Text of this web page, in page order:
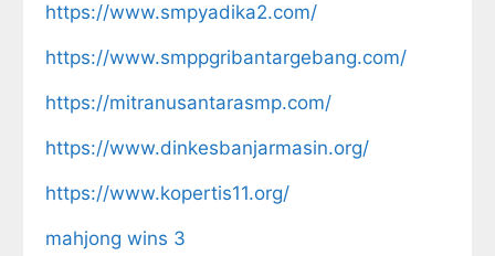
https://www.smpyadika2.com/
https://www.smppgribantargebang.com/
https://mitranusantarasmp.com/
https://www.dinkesbanjarmasin.org/
https://www.kopertis11.org/
mahjong wins 3